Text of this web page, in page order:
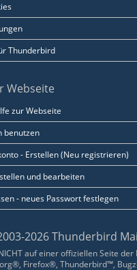
Thunderbird
Webseite
zur Webseite
benutzen
- Erstellen (Neu registrieren)
und bearbeiten
- neues Passwort festlegen
2026 Thunderbird
auf einer offiziellen Seite
Firefox®, Thunderbird™,